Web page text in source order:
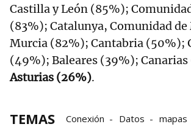
Castilla y León (85%);
(83%); Catalunya, Comunidad
Murcia (82%); Cantabria (50%);
(49%); Baleares (39%);
Asturias (26%).
TEMAS Conexión Datos
mapas